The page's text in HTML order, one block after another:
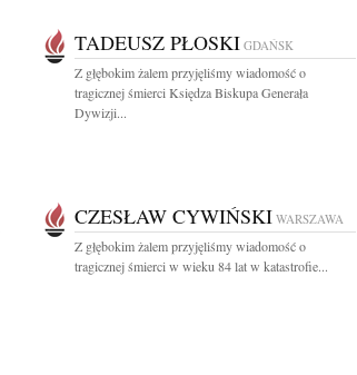
TADEUSZ PŁOSKI GDAŃSK
Z głębokim żalem przyjęliśmy wiadomość o
tragicznej śmierci Księdza Biskupa Generała
Dywizji...
CZESŁAW CYWIŃSKI WARSZAWA
Z głębokim żalem przyjęliśmy wiadomość o
tragicznej śmierci w wieku 84 lat w katastrofie...